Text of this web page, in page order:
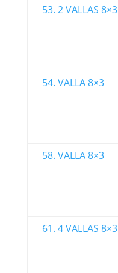
53. 2 VALLAS 8×3
54. VALLA 8×3
58. VALLA 8×3
61. 4 VALLAS 8×3